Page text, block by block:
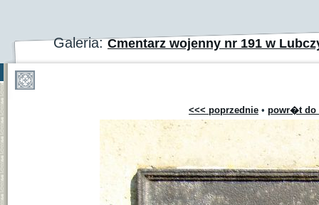
Galeria:Cmentarz wojenny nr 191 w
<<< poprzednie • powr�t do